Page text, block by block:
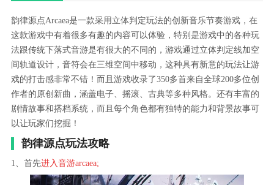
韵律源点Arcaea是一款采用立体判定玩法的创新音乐节奏游戏，在
这款游戏中有着很多有趣的内容可以体验，特别是游戏中的各种玩
法跟传统下落式音游是有很大的不同的，游戏通过立体判定线加空
间轨道设计，音符会在三维空间中移动，这种具有新意的玩法让游
戏的打击感非常不错！而且游戏收录了350多首来自全球200多位创
作者的原创新曲，涵盖电子、摇滚、古典等多种风格。还有丰富的
剧情故事和搭档系统，而且每个角色都有独特的能力和背景故事可
以让玩家们挖掘！
韵律源点玩法攻略
1、首先进入音游arcaea;